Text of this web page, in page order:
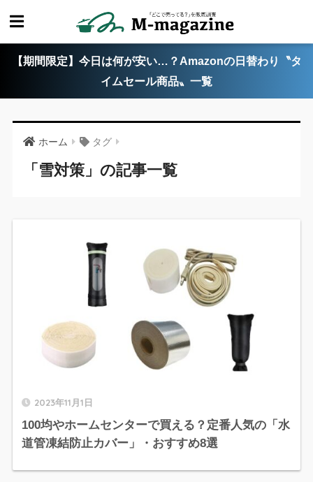
【期間限定】今日は何が安い…？Amazonの日替わり〝タ
イムセール商品〟一覧
ホーム タグ
「雪対策」の記事一覧
2023年11月1日
100均やホームセンターで買える？定番人気の「水
道管凍結防止カバー」・おすすめ8選